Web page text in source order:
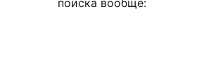
поиска вообще: